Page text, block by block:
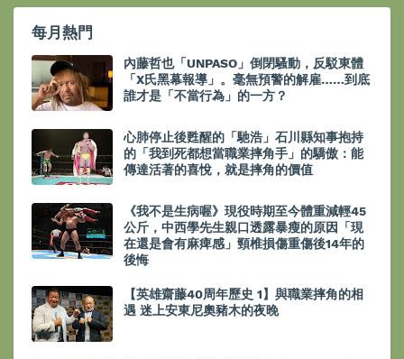
每月熱門
內藤哲也「UNPASO」倒閉騷動，反駁東體
「X氏黑幕報導」。毫無預警的解雇……到底
誰才是「不當行為」的一方？
心肺停止後甦醒的「馳浩」石川縣知事抱持
的「我到死都想當職業摔角手」的驕傲：能
傳達活著的喜悅，就是摔角的價值
《我不是生病喔》現役時期至今體重減輕45
公斤，中西學先生親口透露暴瘦的原因「現
在還是會有麻痺感」頸椎損傷重傷後14年的
後悔
【英雄齋藤40周年歷史 1】與職業摔角的相
遇 迷上安東尼奧豬木的夜晚